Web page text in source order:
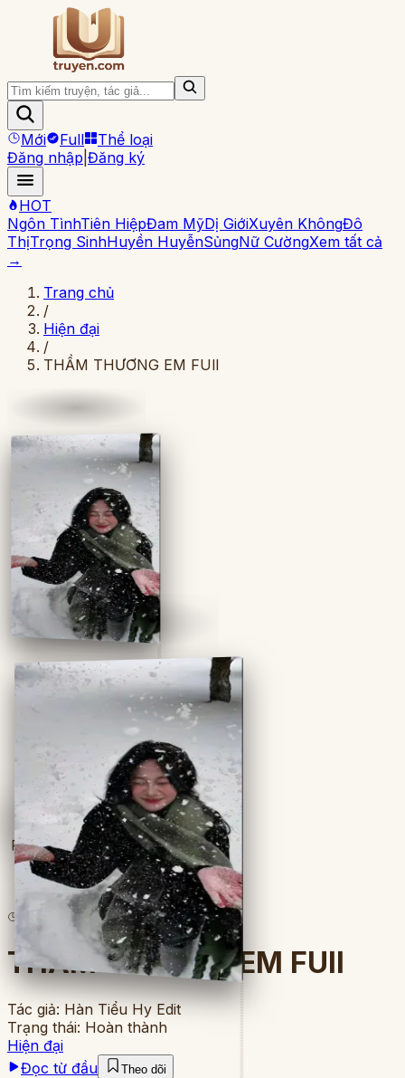
Mới Full
Thể loại
Đăng nhập Đăng ký
HOT
Ngôn TìnhTiên HiệpĐam MỹDị GiớiXuyên KhôngĐô
ThịTrọng SinhHuyền HuyễnSủngNữ CườngXem tất cả
→
Trang chủ
/
Hiện đại
/
THẦM THƯƠNG EM FUll
Full
lượt đọc · 4chương
THẦM THƯƠNG EM FUll
Tác giả: Hàn Tiểu Hy Edit
Trạng thái: Hoàn thành
Hiện đại
Đọc từ đầu
Theo dõi